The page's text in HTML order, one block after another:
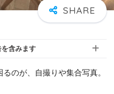
含みます
のが、自撮りや集合写真。